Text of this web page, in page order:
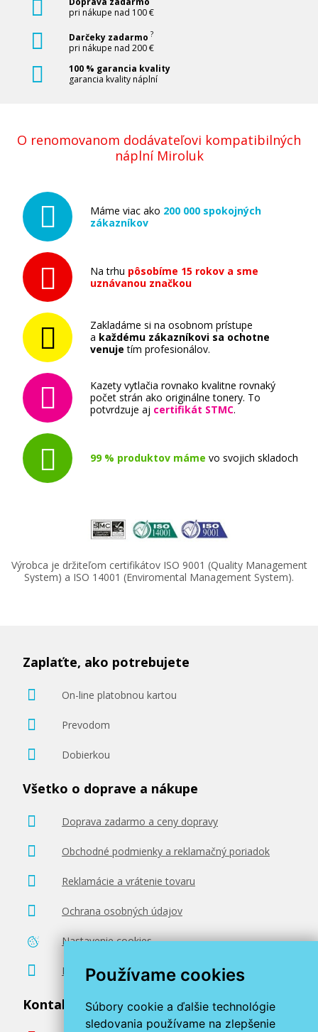
Používame cookies
Súbory cookie a ďalšie technológie
sledovania používame na zlepšenie
41,90 €
Pridať do košíka
Kompatibilný toner
41,90 €
XEROX 106R03523 (Purpurový)
Kompatibilný toner
41,90 €
Pridať do košíka
Kompatibilný toner
41,90 €
Xerox 106R03534 (Azúrový)
Kompatibilný toner
pri nákupe nad 100 €
Darčeky zadarmo ?
pri nákupe nad 200 €
100 % garancia kvality
garancia kvality náplní
O renomovanom dodávateľovi kompatibilných
náplní Miroluk
Máme viac ako 200 000 spokojných
zákazníkov
Na trhu pôsobíme 15 rokov a sme
uznávanou značkou
Zakladáme si na osobnom prístupe
a každému zákazníkovi sa ochotne
venuje tím profesionálov.
Kazety vytlačia rovnako kvalitne rovnaký
počet strán ako originálne tonery. To
potvrdzuje aj certifikát STMC.
99 % produktov máme vo svojich skladoch
Výrobca je držiteľom certifikátov ISO 9001 (Quality Management
System) a ISO 14001 (Enviromental Management System).
Zaplaťte, ako potrebujete
On-line platobnou kartou
Prevodom
Dobierkou
Všetko o doprave a nákupe
Doprava zadarmo a ceny dopravy
Obchodné podmienky a reklamačný poriadok
Reklamácie a vrátenie tovaru
Ochrana osobných údajov
Nastavenie cookies
Poradenstvo zadarmo
Kontaktujte nás